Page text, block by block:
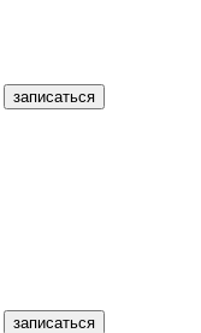
записаться
записаться